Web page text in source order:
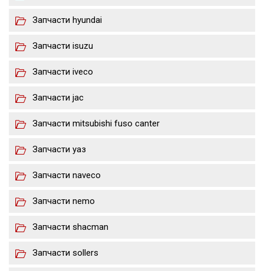
Запчасти hyundai
Запчасти isuzu
Запчасти iveco
Запчасти jac
Запчасти mitsubishi fuso canter
Запчасти уаз
Запчасти naveco
Запчасти nemo
Запчасти shacman
Запчасти sollers